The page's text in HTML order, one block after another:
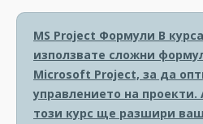
MS Project Формули В
използвате сложни
Microsoft Project, за да
управлението на
този курс ще разшири